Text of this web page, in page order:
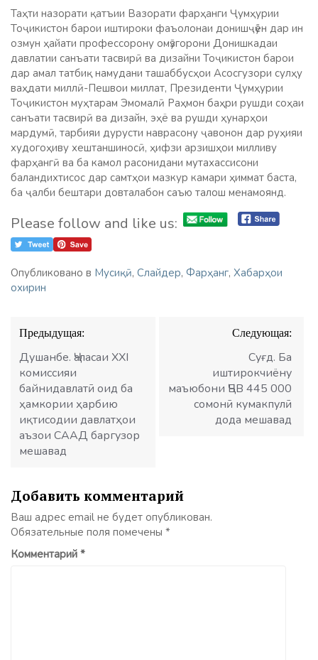
Таҳти назорати қатъии Вазорати фарҳанги Ҷумҳурии
Тоҷикистон барои иштироки фаъолонаи донишҷӯён дар ин
озмун ҳайати профессорону омӯзгорони Донишкадаи
давлатии санъати тасвирӣ ва дизайни Тоҷикистон барои
дар амал татбиқ намудани ташаббусҳои Асосгузори сулҳу
ваҳдати миллӣ-Пешвои миллат, Президенти Ҷумҳурии
Тоҷикистон муҳтарам Эмомалӣ Раҳмон баҳри рушди соҳаи
санъати тасвирӣ ва дизайн, эҳё ва рушди ҳунарҳои
мардумӣ, тарбияи дурусти наврасону ҷавонон дар руҳияи
худогоҳиву хештаншиносӣ, ҳифзи арзишҳои милливу
фарҳангӣ ва ба камол расонидани мутахассисони
баландихтисос дар самтҳои мазкур камари ҳиммат баста,
ба ҷалби бештари довталабон саъю талош менамоянд.
Please follow and like us:
Опубликовано в Мусиқӣ, Слайдер, Фарҳанг, Хабарҳои
охирин
Навигация
по
записям
Предыдущая:
Душанбе. Ҷаласаи XXI
комиссияи
байнидавлатӣ оид ба
ҳамкории ҳарбию
иқтисодии давлатҳои
аъзои СААД баргузор
мешавад
Следующая:
Суғд. Ба
иштирокчиёну
маъюбони ҶБВ 445 000
сомонӣ кумакпулӣ
дода мешавад
Добавить комментарий
Ваш адрес email не будет опубликован.
Обязательные поля помечены *
Комментарий *